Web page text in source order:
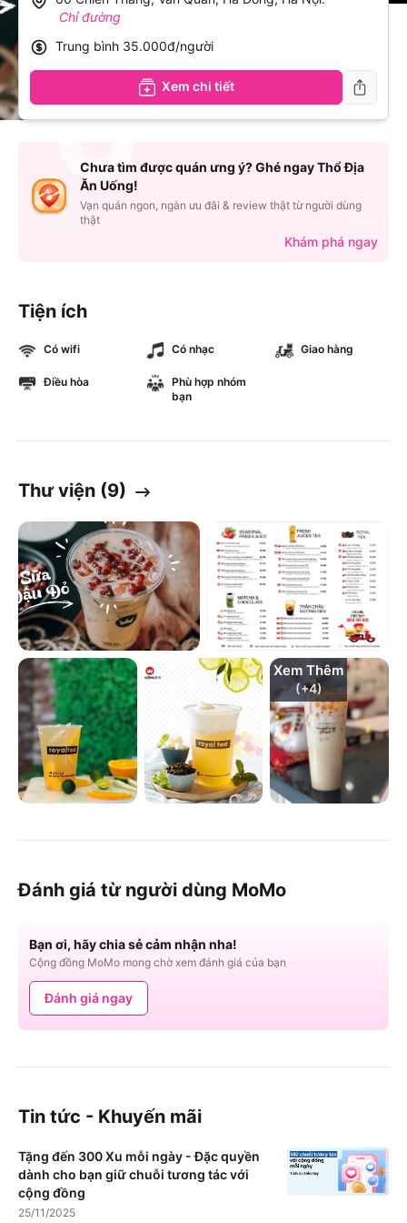
Tiện ích
Có wifi Có nhạc Giao hàng
Điều hòa
Phù hợp nhóm
bạn
Thư viện (9)
Xem Thêm
(+4)
Đánh giá từ người dùng MoMo
Bạn ơi, hãy chia sẻ cảm nhận nha!
Cộng đồng MoMo mong chờ xem đánh giá của bạn
Đánh giá ngay
Tin tức - Khuyến mãi
Tặng đến 300 Xu mỗi ngày - Đặc quyền
dành cho bạn giữ chuỗi tương tác với
cộng đồng
25/11/2025
Chỉ đường
Trung bình 35.000đ/người
Xem chi tiết
Chưa tìm được quán ưng ý? Ghé ngay Thổ Địa
Ăn Uống!
Vạn quán ngon, ngàn ưu đãi & review thật từ người dùng
thật
Khám phá ngay